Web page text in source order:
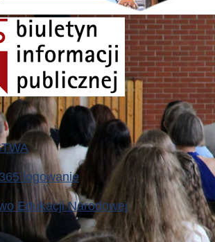
logowanie
Edukacji Narodowej